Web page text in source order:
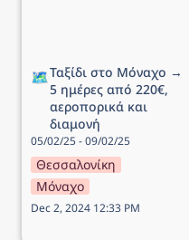
🗺️Ταξίδι στο Μόναχο →
5 ημέρες από 220€,
αεροπορικά και
διαμονή
05/02/25 - 09/02/25
Θεσσαλονίκη
Μόναχο
Dec 2, 2024 12:33 PM